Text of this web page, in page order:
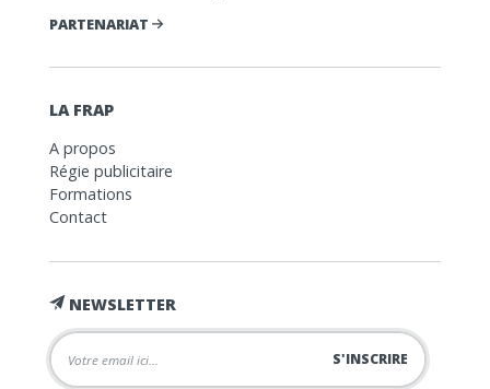
PARTENARIAT
LA FRAP
A propos
Régie publicitaire
Formations
Contact
NEWSLETTER